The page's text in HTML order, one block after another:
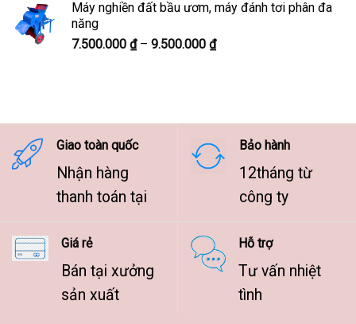
7.500.000 ₫
9.500.000 ₫
Máy nghiền đất bầu ươm, máy đánh tơi phân đa
năng
7.500.000 ₫ – 9.500.000 ₫Khoảng
9.500.000 ₫
Giao toàn quốc
Nhận hàng
thanh toán tại
Bảo hành
12tháng từ
công ty
Giá rẻ
Bán tại xưởng
sản xuất
Hỗ trợ
Tư vấn nhiệt
tình